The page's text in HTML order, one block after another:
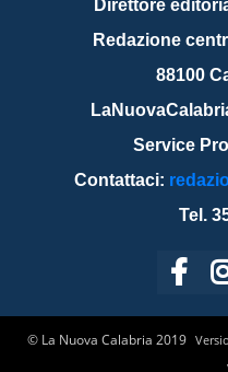
Direttore
Redazione
88100
Service
Contattaci:
Tel.
© La Nuova Calabria 2019